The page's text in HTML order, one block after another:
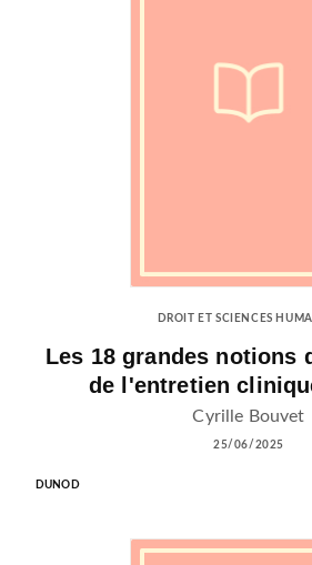
DROIT ET SCIENCES
Les 18 grandes notions
de l'entretien
Cyrille Bouvet
25/06/2025
DUNOD